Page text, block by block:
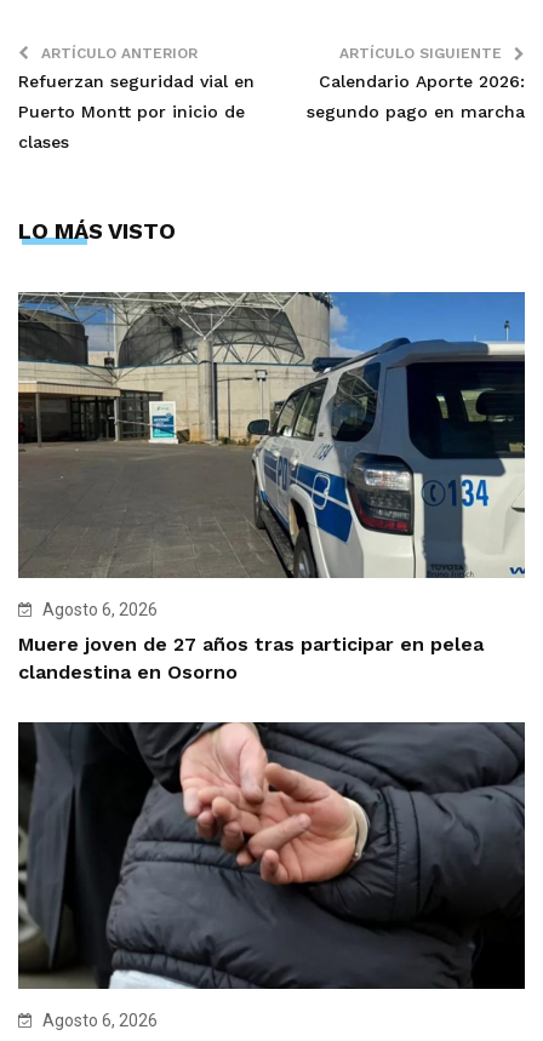
ARTÍCULO ANTERIOR
Refuerzan seguridad vial en
Puerto Montt por inicio de
clases
ARTÍCULO SIGUIENTE
Calendario Aporte 2026:
segundo pago en marcha
LO MÁS VISTO
Agosto 6, 2026
Muere joven de 27 años tras participar en pelea
clandestina en Osorno
Agosto 6, 2026